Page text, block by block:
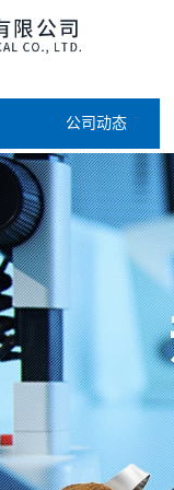
公司动态